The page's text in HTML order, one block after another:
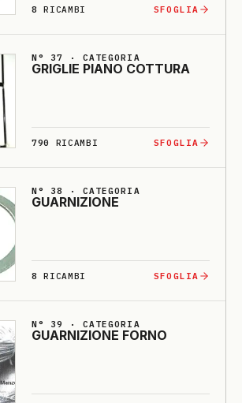
8 RICAMBI SFOGLIA
N° 37 · CATEGORIA
GRI­GLIE PIA­NO COTTU­RA
790 RICAMBI SFOGLIA
N° 38 · CATEGORIA
GUARNI­ZIO­NE
8 RICAMBI SFOGLIA
N° 39 · CATEGORIA
GUARNI­ZIO­NE FORNO